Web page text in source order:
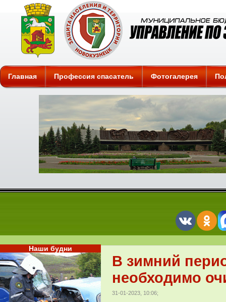
Защита
Главная Профессия спасатель Фотогалерея
В зимний
необходимо
31-01-2023, 10:06;
Наши будни